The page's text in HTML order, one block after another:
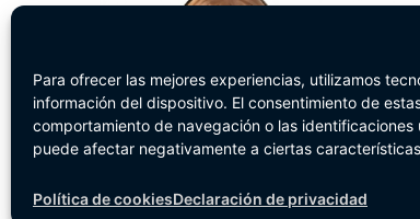
Para ofrecer las mejores experiencias, utilizamos
información del dispositivo. El consentimiento de
comportamiento de navegación o las
puede afectar negativamente a ciertas
Política de cookiesDeclaración de privacidad